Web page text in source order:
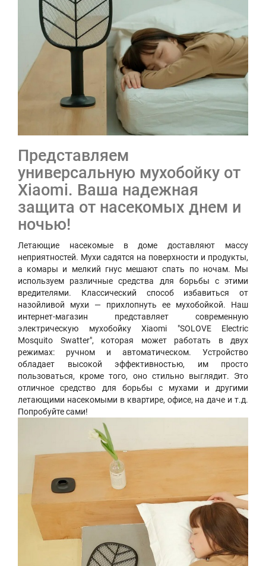
Представляем
универсальную мухобойку от
Xiaomi. Ваша надежная
защита от насекомых днем и
ночью!
Летающие насекомые в доме доставляют массу
неприятностей. Мухи садятся на поверхности и продукты,
а комары и мелкий гнус мешают спать по ночам. Мы
используем различные средства для борьбы с этими
вредителями. Классический способ избавиться от
назойливой мухи — прихлопнуть ее мухобойкой. Наш
интернет-магазин представляет современную
электрическую мухобойку Xiaomi "SOLOVE Electric
Mosquito Swatter", которая может работать в двух
режимах: ручном и автоматическом. Устройство
обладает высокой эффективностью, им просто
пользоваться, кроме того, оно стильно выглядит. Это
отличное средство для борьбы с мухами и другими
летающими насекомыми в квартире, офисе, на даче и т.д.
Попробуйте сами!